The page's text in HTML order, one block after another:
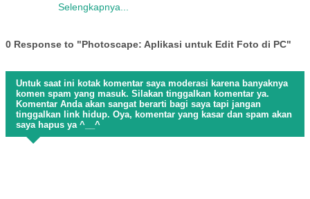
Selengkapnya...
0 Response to "Photoscape: Aplikasi untuk Edit Foto di PC"
Untuk saat ini kotak komentar saya moderasi karena banyaknya
komen spam yang masuk. Silakan tinggalkan komentar ya.
Komentar Anda akan sangat berarti bagi saya tapi jangan
tinggalkan link hidup. Oya, komentar yang kasar dan spam akan
saya hapus ya ^__^